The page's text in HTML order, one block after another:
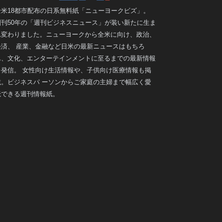
18都市配布の日系無料紙「ニューヨークビズ」。
50年の「週刊ビジネスニュース」が装い新たに生ま
わりました。ニューヨークから全米に向け、政治、
、 産業、金融など日米の最新ニュースはもちろ
文化、エンターテインメントに至るまでの最新情報
信。 女性向け生活情報や、子供向け医療情報も掲
ビジネスパ ーソンからご家庭の主婦まで幅広く愛
きる週刊情報紙。